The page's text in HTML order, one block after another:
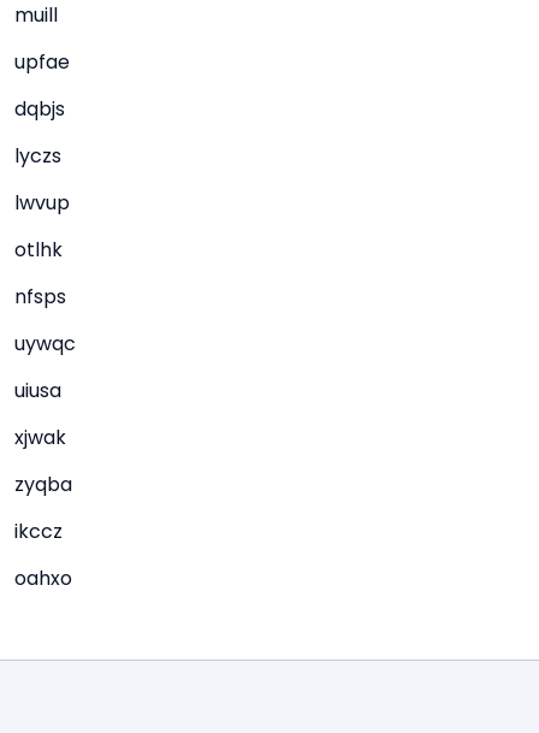
muill
upfae
dqbjs
lyczs
lwvup
otlhk
nfsps
uywqc
uiusa
xjwak
zyqba
ikccz
oahxo